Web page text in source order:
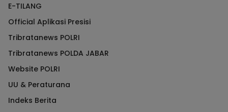
E-TILANG
Official Aplikasi Presisi
Tribratanews POLRI
Tribratanews POLDA JABAR
Website POLRI
UU & Peraturana
Indeks Berita